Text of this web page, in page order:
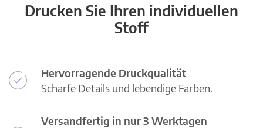
Drucken Sie Ihren individuellen
Stoff
Hervorragende Druckqualität
Scharfe Details und lebendige Farben.
Versandfertig in nur 3 Werktagen